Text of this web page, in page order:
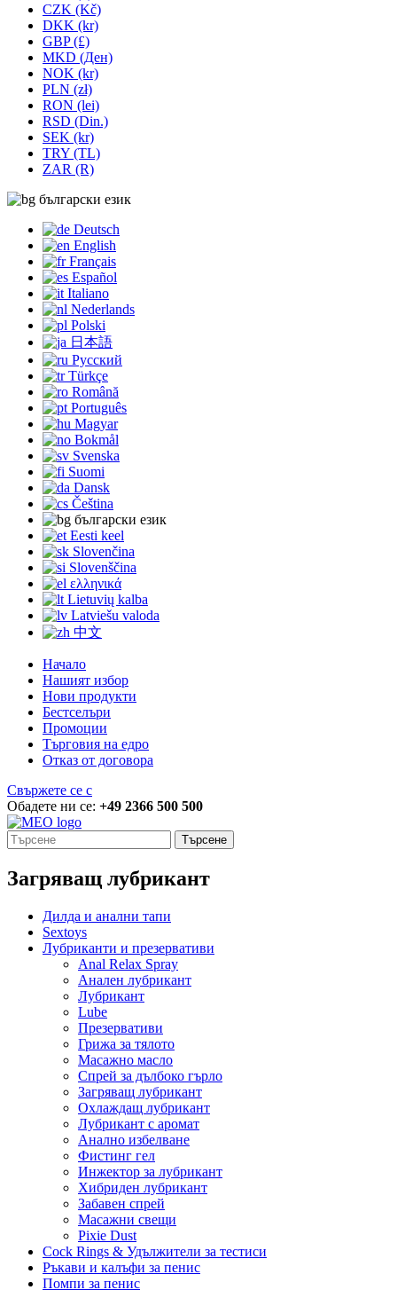
CZK (Kč)
DKK (kr)
GBP (£)
MKD (Ден)
NOK (kr)
PLN (zł)
RON (lei)
RSD (Din.)
SEK (kr)
TRY (TL)
ZAR (R)
български език
Deutsch
English
Français
Español
Italiano
Nederlands
Polski
日本語
Русский
Türkçe
Română
Português
Magyar
Bokmål
Svenska
Suomi
Dansk
Čeština
български език
Eesti keel
Slovenčina
Slovenščina
ελληνικά
Lietuvių kalba
Latviešu valoda
中文
Начало
Нашият избор
Нови продукти
Бестселъри
Промоции
Търговия на едро
Отказ от договора
Свържете се с
Обадете ни се: +49 2366 500 500
Търсене
Загряващ лубрикант
Дилда и анални тапи
Sextoys
Лубриканти и презервативи
Anal Relax Spray
Анален лубрикант
Лубрикант
Lube
Презервативи
Грижа за тялото
Масажно масло
Спрей за дълбоко гърло
Загряващ лубрикант
Охлаждащ лубрикант
Лубрикант с аромат
Анално избелване
Фистинг гел
Инжектор за лубрикант
Хибриден лубрикант
Забавен спрей
Масажни свещи
Pixie Dust
Cock Rings & Удължители за тестиси
Ръкави и калъфи за пенис
Помпи за пенис